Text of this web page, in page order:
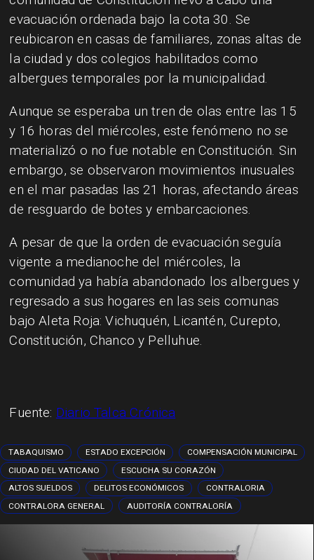
evacuación ordenada bajo la cota 30. Se
reubicaron en casas de familiares, zonas altas de
la ciudad y dos colegios habilitados como
albergues temporales por la municipalidad.
Aunque se esperaba un tren de olas entre las 15
y 16 horas del miércoles, este fenómeno no se
materializó o no fue notable en Constitución. Sin
embargo, se observaron movimientos inusuales
en el mar pasadas las 21 horas, afectando áreas
de resguardo de botes y embarcaciones.
A pesar de que la orden de evacuación seguía
vigente a medianoche del miércoles, la
comunidad ya había abandonado los albergues y
regresado a sus hogares en las seis comunas
bajo Aleta Roja: Vichuquén, Licantén, Curepto,
Constitución, Chanco y Pelluhue.
Fuente: Diario Talca Crónica
TABAQUISMO ESTADO EXCEPCIÓN
COMPENSACIÓN MUNICIPAL
CIUDAD DEL VATICANO
ESCUCHA SU CORAZÓN
ALTOS SUELDOS
DELITOS ECONÓMICOS
CONTRALORIA
CONTRALORA GENERAL
AUDITORÍA CONTRALORÍA